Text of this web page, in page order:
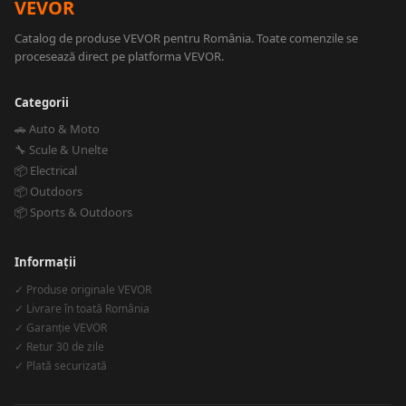
VEVOR
Catalog de produse VEVOR pentru România. Toate comenzile se
procesează direct pe platforma VEVOR.
Categorii
🚗 Auto & Moto
🔧 Scule & Unelte
📦 Electrical
📦 Outdoors
📦 Sports & Outdoors
Informații
✓ Produse originale VEVOR
✓ Livrare în toată România
✓ Garanție VEVOR
✓ Retur 30 de zile
✓ Plată securizată